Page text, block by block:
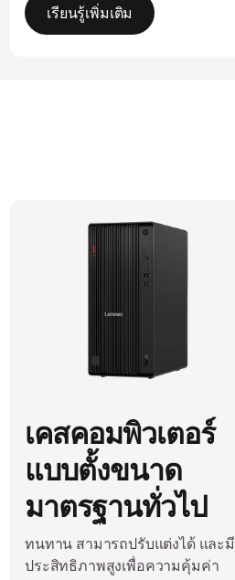
เรียนรู้เพิ่มเติม
เคสคอมพิวเตอร์
แบบตั้งขนาด
มาตรฐานทั่วไป
ทนทาน สามารถปรับแต่งได้ และมี
ประสิทธิภาพสูงเพื่อความคุ้มค่า